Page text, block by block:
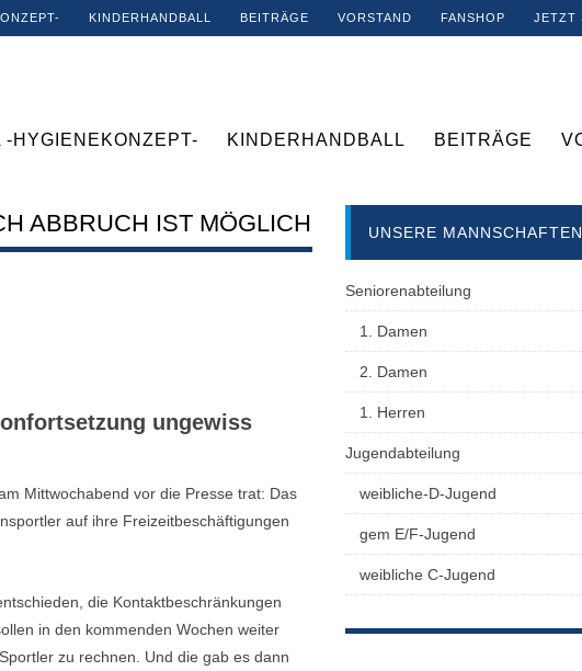
KINDERHANDBALL BEITRÄGE VORSTAND FANSHOP JETZT
-HYGIENEKONZEPT- KINDERHANDBALL BEITRÄGE
ABBRUCH IST MÖGLICH
ungewiss
Mittwochabend vor die Presse trat: Das
auf ihre Freizeitbeschäftigungen
die Kontaktbeschränkungen
in den kommenden Wochen weiter
zu rechnen. Und die gab es dann
UNSERE MANNSCHAFTEN
Seniorenabteilung
1. Damen
2. Damen
1. Herren
Jugendabteilung
weibliche-D-Jugend
gem E/F-Jugend
weibliche C-Jugend